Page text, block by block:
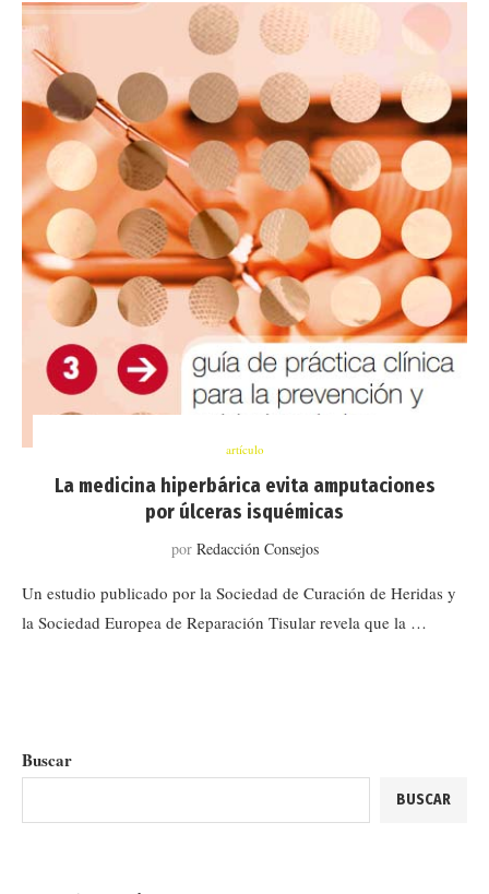
artículo
La medicina hiperbárica evita amputaciones
por úlceras isquémicas
por Redacción Consejos
Un estudio publicado por la Sociedad de Curación de Heridas y
la Sociedad Europea de Reparación Tisular revela que la …
Buscar
BUSCAR